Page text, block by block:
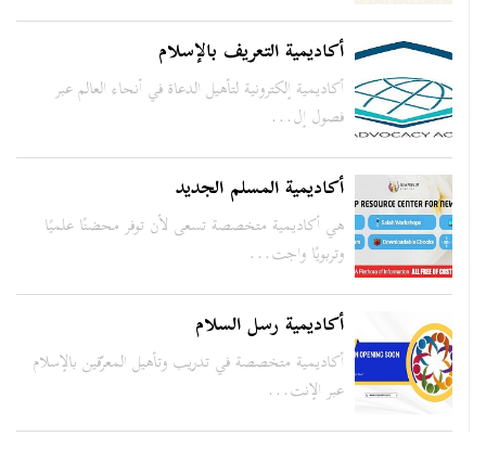
أكاديمية التعريف بالإسلام
أكاديمية إلكترونية لتأهيل الدعاة في أنحاء العالم عبر
فصول إل...
أكاديمية المسلم الجديد
هي أكاديمية متخصصة تسعى لأن توفر محضنًا علميًا
وتربويًا واجت...
أكاديمية رسل السلام
أكاديمية متخصصة في تدريب وتأهيل المعرّفين بالإسلام
عبر الإنت...